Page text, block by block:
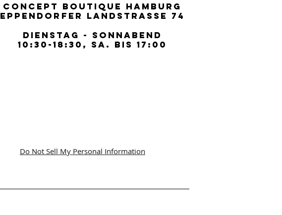
CONCEPT BOUTIQUE HAMBURG
EPPENDORFER LANDSTRASSE 74
DIENSTAG - SONNABEND
10:30-18:30, SA. BIS 17:00
CONCEPT BOUTIQUE HAMBURG
EPPENDORFER LANDSTRASSE 74
DIENSTAG - SONNABEND
10:30-18:30, SA. BIS 17:00
Do Not Sell My Personal Information